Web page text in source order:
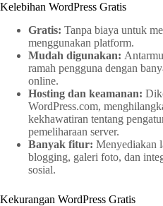
Kelebihan WordPress Gratis
Gratis: Tanpa biaya untuk
menggunakan platform.
Mudah digunakan:
ramah pengguna dengan
online.
Hosting dan keamanan:
WordPress.com,
kekhawatiran tentang
pemeliharaan server.
Banyak fitur: Menyediakan
blogging, galeri foto, dan
sosial.
Kekurangan WordPress Gratis